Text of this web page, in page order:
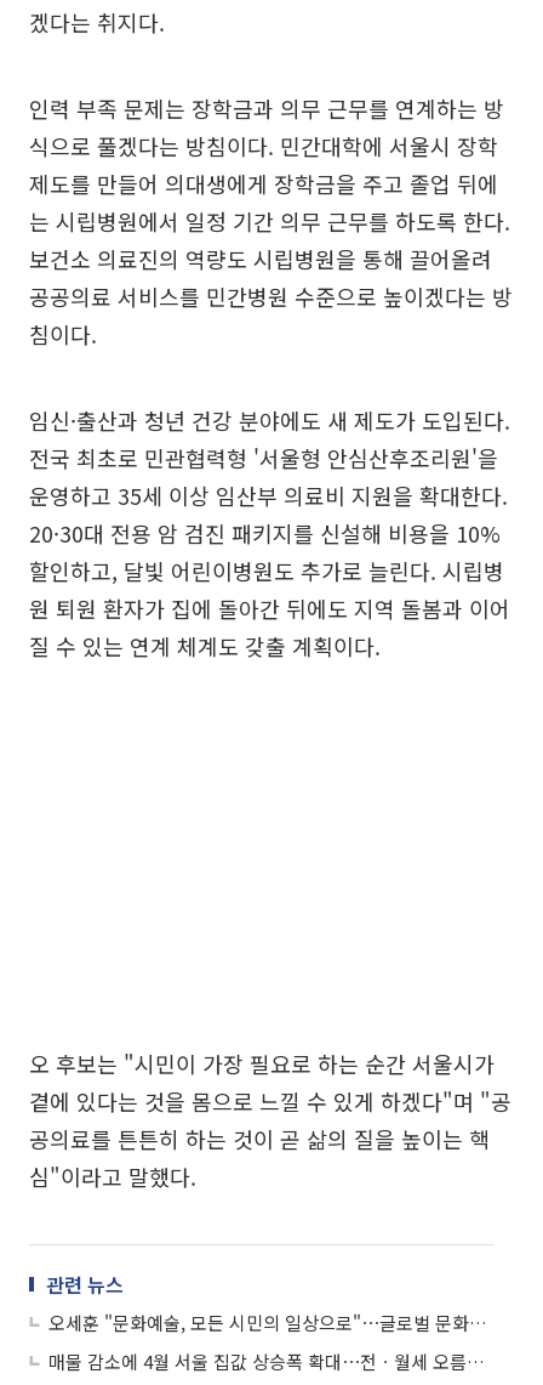
겠다는 취지다.
인력 부족 문제는 장학금과 의무 근무를 연계하는 방
식으로 풀겠다는 방침이다. 민간대학에 서울시 장학
제도를 만들어 의대생에게 장학금을 주고 졸업 뒤에
는 시립병원에서 일정 기간 의무 근무를 하도록 한다.
보건소 의료진의 역량도 시립병원을 통해 끌어올려
공공의료 서비스를 민간병원 수준으로 높이겠다는 방
침이다.
임신·출산과 청년 건강 분야에도 새 제도가 도입된다.
전국 최초로 민관협력형 '서울형 안심산후조리원'을
운영하고 35세 이상 임산부 의료비 지원을 확대한다.
20·30대 전용 암 검진 패키지를 신설해 비용을 10%
할인하고, 달빛 어린이병원도 추가로 늘린다. 시립병
원 퇴원 환자가 집에 돌아간 뒤에도 지역 돌봄과 이어
질 수 있는 연계 체계도 갖출 계획이다.
오 후보는 "시민이 가장 필요로 하는 순간 서울시가
곁에 있다는 것을 몸으로 느낄 수 있게 하겠다"며 "공
공의료를 튼튼히 하는 것이 곧 삶의 질을 높이는 핵
심"이라고 말했다.
관련 뉴스
오세훈 "문화예술, 모든 시민의 일상으로"⋯글로벌 문화도시 서울 공약 발표
매물 감소에 4월 서울 집값 상승폭 확대⋯전ㆍ월세 오름폭도 가팔라